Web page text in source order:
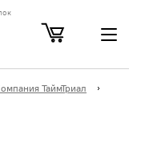
ТаймТриал